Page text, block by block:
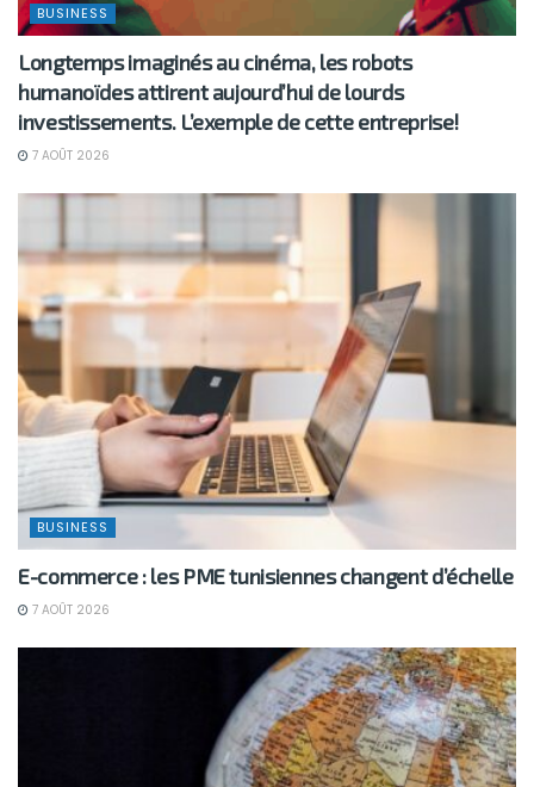
BUSINESS
Longtemps imaginés au cinéma, les robots
humanoïdes attirent aujourd’hui de lourds
investissements. L’exemple de cette entreprise!
7 AOÛT 2026
BUSINESS
E-commerce : les PME tunisiennes changent d’échelle
7 AOÛT 2026